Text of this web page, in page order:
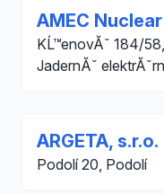
AMEC
KĹ™enovĂˇ 184/
JadernĂˇ
ARGETA, s.r.o.
Podolí 20, Podolí